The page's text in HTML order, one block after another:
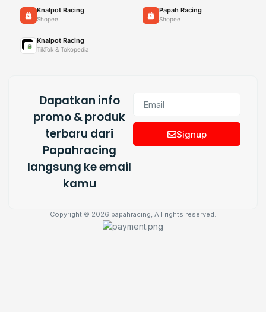
Knalpot Racing
Shopee
Papah Racing
Shopee
Knalpot Racing
TikTok & Tokopedia
Dapatkan info
promo & produk
terbaru dari
Papahracing
langsung ke email
kamu
Signup
Copyright © 2026 papahracing, All rights reserved.